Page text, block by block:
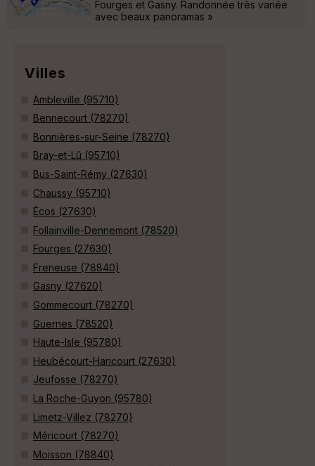
Fourges et Gasny. Randonnée très variée
avec beaux panoramas »
Villes
Ambleville (95710)
Bennecourt (78270)
Bonnières-sur-Seine (78270)
Bray-et-Lû (95710)
Bus-Saint-Rémy (27630)
Chaussy (95710)
Écos (27630)
Follainville-Dennemont (78520)
Fourges (27630)
Freneuse (78840)
Gasny (27620)
Gommecourt (78270)
Guernes (78520)
Haute-Isle (95780)
Heubécourt-Haricourt (27630)
Jeufosse (78270)
La Roche-Guyon (95780)
Limetz-Villez (78270)
Méricourt (78270)
Moisson (78840)